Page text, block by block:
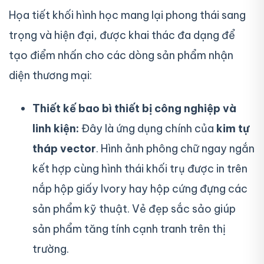
Họa tiết khối hình học mang lại phong thái sang
trọng và hiện đại, được khai thác đa dạng để
tạo điểm nhấn cho các dòng sản phẩm nhận
diện thương mại:
Thiết kế bao bì thiết bị công nghiệp và
linh kiện: Đây là ứng dụng chính của kim tự
tháp vector. Hình ảnh phông chữ ngay ngắn
kết hợp cùng hình thái khối trụ được in trên
nắp hộp giấy Ivory hay hộp cứng đựng các
sản phẩm kỹ thuật. Vẻ đẹp sắc sảo giúp
sản phẩm tăng tính cạnh tranh trên thị
trường.